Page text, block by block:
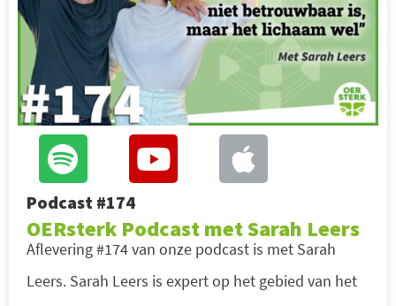
Podcast #174
OERsterk Podcast met Sarah Leers
Aflevering #174 van onze podcast is met Sarah
Leers. Sarah Leers is expert op het gebied van het